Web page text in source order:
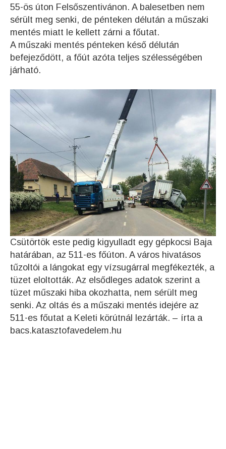
55-ös úton Felsőszentivánon. A balesetben nem
sérült meg senki, de pénteken délután a műszaki
mentés miatt le kellett zárni a főutat.
A műszaki mentés pénteken késő délután
befejeződött, a főút azóta teljes szélességében
járható.
Csütörtök este pedig kigyulladt egy gépkocsi Baja
határában, az 511-es főúton. A város hivatásos
tűzoltói a lángokat egy vízsugárral megfékezték, a
tüzet eloltották. Az elsődleges adatok szerint a
tüzet műszaki hiba okozhatta, nem sérült meg
senki. Az oltás és a műszaki mentés idejére az
511-es főutat a Keleti körútnál lezárták. – írta a
bacs.katasztofavedelem.hu